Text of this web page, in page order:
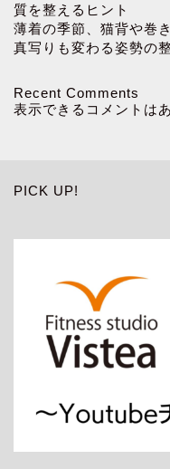
質を整えるヒント
薄着の季節、猫背や巻
真写りも変わる姿勢の
Recent Comments
表示できるコメントは
PICK UP!